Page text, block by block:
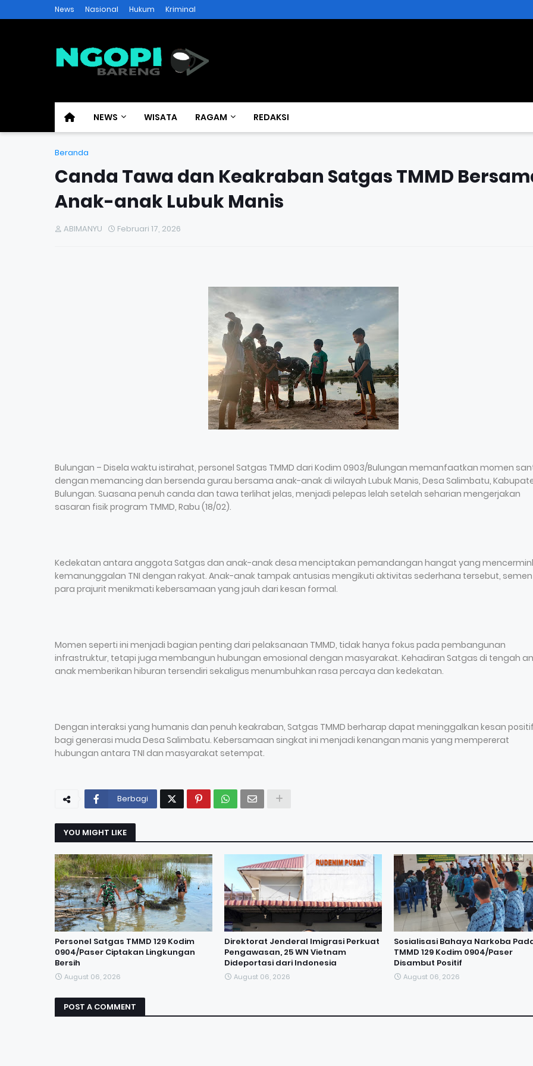
News Nasional Hukum Kriminal
NEWS WISATA RAGAM REDAKSI
Beranda
Canda Tawa dan Keakraban Satgas TMMD
Anak-anak Lubuk Manis
ABIMANYU Februari 17, 2026
Bulungan – Disela waktu istirahat, personel Satgas TMMD dari Kodim 0903/Bulungan memanfaatkan momen
dengan memancing dan bersenda gurau bersama anak-anak di wilayah Lubuk Manis, Desa Salimbatu,
Bulungan. Suasana penuh canda dan tawa terlihat jelas, menjadi pelepas lelah setelah seharian mengerjakan
sasaran fisik program TMMD, Rabu (18/02).
Kedekatan antara anggota Satgas dan anak-anak desa menciptakan pemandangan hangat yang
kemanunggalan TNI dengan rakyat. Anak-anak tampak antusias mengikuti aktivitas sederhana tersebut,
para prajurit menikmati kebersamaan yang jauh dari kesan formal.
Momen seperti ini menjadi bagian penting dari pelaksanaan TMMD, tidak hanya fokus pada pembangunan
infrastruktur, tetapi juga membangun hubungan emosional dengan masyarakat. Kehadiran Satgas di tengah
anak memberikan hiburan tersendiri sekaligus menumbuhkan rasa percaya dan kedekatan.
Dengan interaksi yang humanis dan penuh keakraban, Satgas TMMD berharap dapat meninggalkan kesan
bagi generasi muda Desa Salimbatu. Kebersamaan singkat ini menjadi kenangan manis yang mempererat
hubungan antara TNI dan masyarakat setempat.
Berbagi
YOU MIGHT LIKE
Personel Satgas TMMD 129 Kodim
0904/Paser Ciptakan Lingkungan
Bersih
August 06, 2026
Direktorat Jenderal Imigrasi Perkuat
Pengawasan, 25 WN Vietnam
Dideportasi dari Indonesia
August 06, 2026
Sosialisasi Bahaya Narkoba
TMMD 129 Kodim 0904/Paser
Disambut Positif
August 06, 2026
POST A COMMENT